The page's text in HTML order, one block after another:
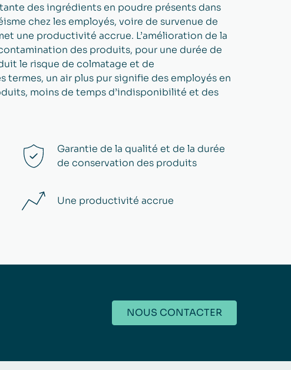
des ingrédients en poudre présents dans
chez les employés, voire de survenue de
une productivité accrue. L’amélioration de la
des produits, pour une durée de
le risque de colmatage et de
termes, un air plus pur signifie des employés en
moins de temps d’indisponibilité et des
Garantie de la qualité et de la durée
de conservation des produits
Une productivité accrue​
NOUS CONTACTER